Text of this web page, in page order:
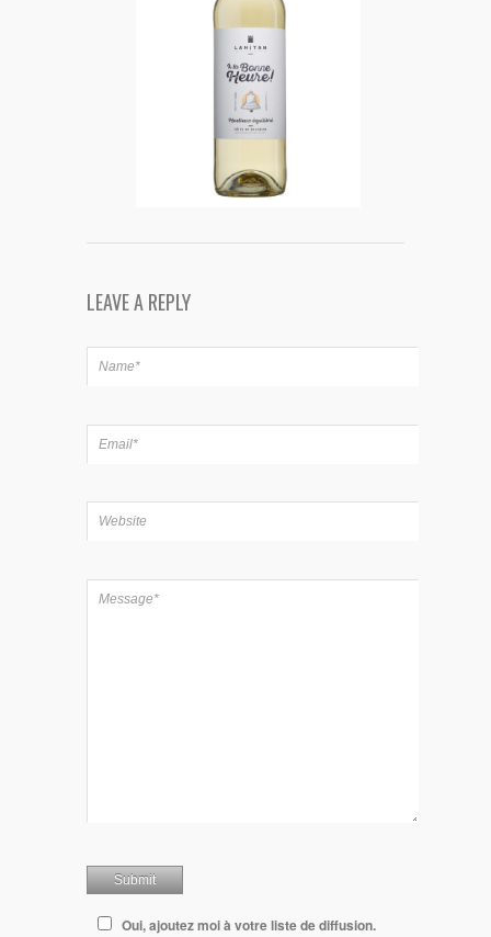
LEAVE A REPLY
Oui, ajoutez moi à votre liste de diffusion.